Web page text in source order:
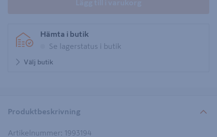
Hämta i butik
Se lagerstatus i butik
Välj butik
Produktbeskrivning
Artikelnummer: 1993194